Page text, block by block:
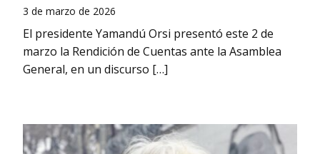
3 de marzo de 2026
El presidente Yamandú Orsi presentó este 2 de
marzo la Rendición de Cuentas ante la Asamblea
General, en un discurso […]